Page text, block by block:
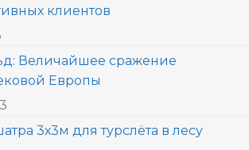
клиентов
Величайшее сражение
Европы
3х3м для турслёта в лесу